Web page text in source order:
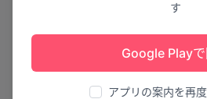
す
Google Playで
アプリの案内を再
阿波おどりの歓迎
徳島阿波おどり空港 歓迎阿